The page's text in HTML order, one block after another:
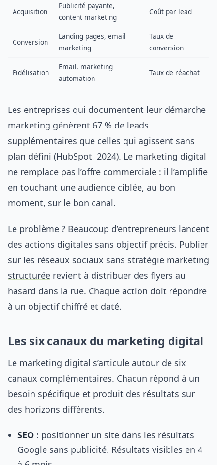
Acquisition
Publicité payante,
content marketing
Coût par lead
Conversion
Landing pages, email
marketing
Taux de
conversion
Fidélisation
Email, marketing
automation
Taux de réachat
Les entreprises qui documentent leur démarche
marketing génèrent 67 % de leads
supplémentaires que celles qui agissent sans
plan défini (HubSpot, 2024). Le marketing digital
ne remplace pas l’offre commerciale : il l’amplifie
en touchant une audience ciblée, au bon
moment, sur le bon canal.
Le problème ? Beaucoup d’entrepreneurs lancent
des actions digitales sans objectif précis. Publier
sur les réseaux sociaux sans stratégie marketing
structurée revient à distribuer des flyers au
hasard dans la rue. Chaque action doit répondre
à un objectif chiffré et daté.
Les six canaux du marketing digital
Le marketing digital s’articule autour de six
canaux complémentaires. Chacun répond à un
besoin spécifique et produit des résultats sur
des horizons différents.
SEO : positionner un site dans les résultats
Google sans publicité. Résultats visibles en 4